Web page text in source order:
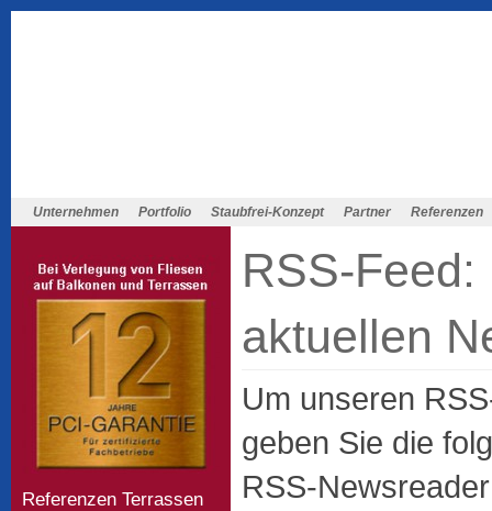
Unternehmen Portfolio Staubfrei-Konzept Partner Referenzen
Referenzen Terrassen
RSS-Feed:
aktuellen
Um unseren
geben Sie die
RSS-